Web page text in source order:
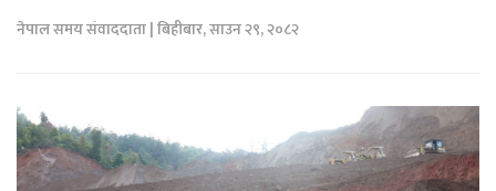
नेपाल समय संवाददाता | बिहीबार, साउन २९, २०८२